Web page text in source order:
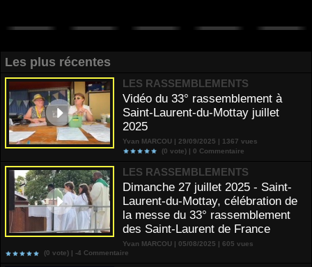
Les plus récentes
LES RASSEMBLEMENTS
Vidéo du 33° rassemblement à
Saint-Laurent-du-Mottay juillet
2025
Yvan MARCOU | 29/09/2025 | 1367 vues
(0 vote) | 0 Commentaire
LES RASSEMBLEMENTS
Dimanche 27 juillet 2025 - Saint-
Laurent-du-Mottay, célébration de
la messe du 33° rassemblement
des Saint-Laurent de France
Yvan MARCOU | 05/08/2025 | 605 vues
(0 vote) | -4 Commentaire